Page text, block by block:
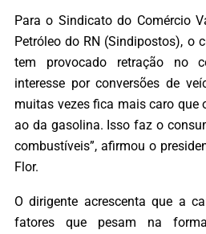
Para o Sindicato do Comércio
Petróleo do RN (Sindipostos), o
tem provocado retração no
interesse por conversões de
muitas vezes fica mais caro que
ao da gasolina. Isso faz o
combustíveis”, afirmou o
Flor.
O dirigente acrescenta que a
fatores que pesam na